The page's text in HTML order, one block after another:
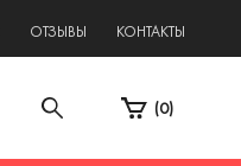
ОТЗЫВЫ КОНТАКТЫ
(0)